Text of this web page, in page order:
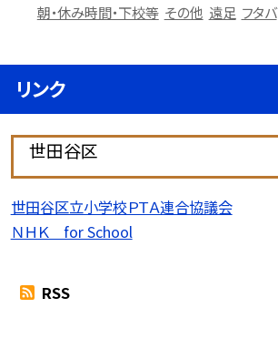
朝・休み時間・下校等 その他 遠足 フタバ
リンク
世田谷区
世田谷区立小学校ＰＴＡ連合協議会
ＮＨＫ for School
RSS